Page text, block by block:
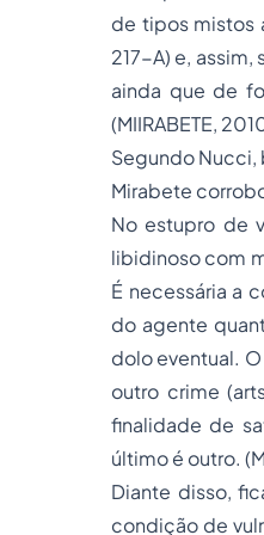
de tipos mistos
217-A) e,
ainda que de
(MIIRABETE,
Segundo Nucci,
Mirabete
No estupro de
libidinoso com
É necessária a
do agente
dolo eventual.
outro crime
finalidade de
último é outro.
Diante disso,
condição de